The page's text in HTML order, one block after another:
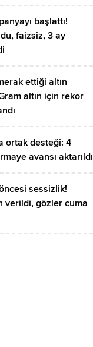
başlattı!
faizsiz, 3 ay
ettiği altın
altın için rekor
ortak desteği: 4
avansı aktarıldı
sessizlik!
verildi, gözler cuma